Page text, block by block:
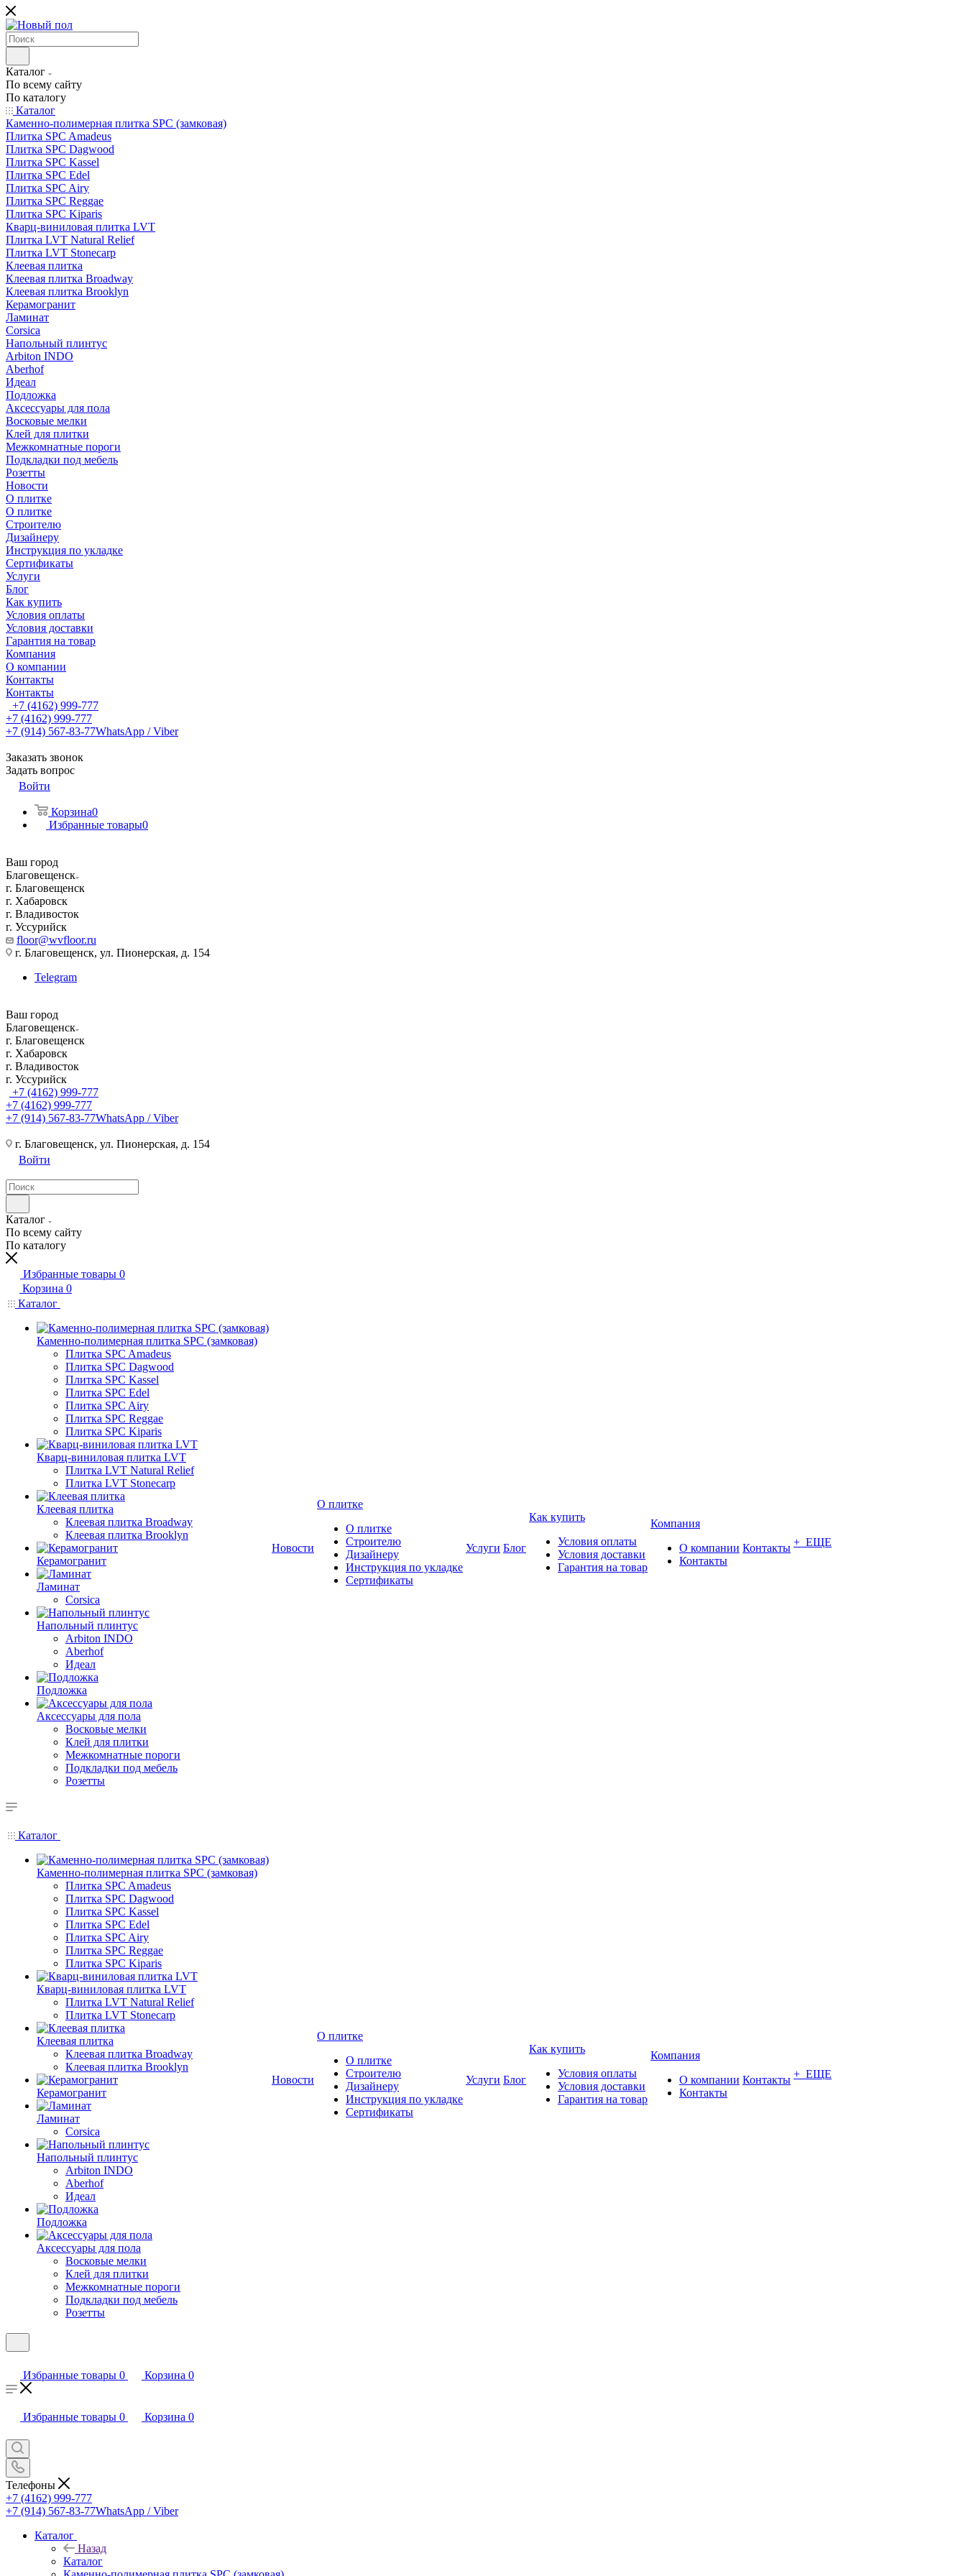
Каталог
По всему сайту
По каталогу
Каталог
Каменно-полимерная плитка SPC (замковая)
Плитка SPC Amadeus
Плитка SPC Dagwood
Плитка SPC Kassel
Плитка SPC Edel
Плитка SPC Airy
Плитка SPC Reggae
Плитка SPC Kiparis
Кварц-виниловая плитка LVT
Плитка LVT Natural Relief
Плитка LVT Stonecarp
Клеевая плитка
Клеевая плитка Broadway
Клеевая плитка Brooklyn
Керамогранит
Ламинат
Corsica
Напольный плинтус
Arbiton INDO
Aberhof
Идеал
Подложка
Аксессуары для пола
Восковые мелки
Клей для плитки
Межкомнатные пороги
Подкладки под мебель
Розетты
Новости
О плитке
О плитке
Строителю
Дизайнеру
Инструкция по укладке
Сертификаты
Услуги
Блог
Как купить
Условия оплаты
Условия доставки
Гарантия на товар
Компания
О компании
Контакты
Контакты
+7 (4162) 999-777
+7 (4162) 999-777
+7 (914) 567-83-77WhatsApp / Viber
Заказать звонок
Задать вопрос
Войти
Корзина0
Избранные товары0
Ваш город
Благовещенск
г. Благовещенск
г. Хабаровск
г. Владивосток
г. Уссурийск
floor@wvfloor.ru
г. Благовещенск, ул. Пионерская, д. 154
Telegram
Ваш город
Благовещенск
г. Благовещенск
г. Хабаровск
г. Владивосток
г. Уссурийск
+7 (4162) 999-777
+7 (4162) 999-777
+7 (914) 567-83-77WhatsApp / Viber
г. Благовещенск, ул. Пионерская, д. 154
Войти
Каталог
По всему сайту
По каталогу
Избранные товары 0
Корзина 0
Каталог
Каменно-полимерная плитка SPC (замковая)
Плитка SPC Amadeus
Плитка SPC Dagwood
Плитка SPC Kassel
Плитка SPC Edel
Плитка SPC Airy
Плитка SPC Reggae
Плитка SPC Kiparis
Кварц-виниловая плитка LVT
Плитка LVT Natural Relief
Плитка LVT Stonecarp
Клеевая плитка
Клеевая плитка Broadway
Клеевая плитка Brooklyn
Керамогранит
Ламинат
Corsica
Напольный плинтус
Arbiton INDO
Aberhof
Идеал
Подложка
Аксессуары для пола
Восковые мелки
Клей для плитки
Межкомнатные пороги
Подкладки под мебель
Розетты
Новости
О плитке
О плитке
Строителю
Дизайнеру
Инструкция по укладке
Сертификаты
Услуги Блог
Как купить
Условия оплаты
Условия доставки
Гарантия на товар
Компания
О компании
Контакты
Контакты + ЕЩЕ
Каталог
Каменно-полимерная плитка SPC (замковая)
Плитка SPC Amadeus
Плитка SPC Dagwood
Плитка SPC Kassel
Плитка SPC Edel
Плитка SPC Airy
Плитка SPC Reggae
Плитка SPC Kiparis
Кварц-виниловая плитка LVT
Плитка LVT Natural Relief
Плитка LVT Stonecarp
Клеевая плитка
Клеевая плитка Broadway
Клеевая плитка Brooklyn
Керамогранит
Ламинат
Corsica
Напольный плинтус
Arbiton INDO
Aberhof
Идеал
Подложка
Аксессуары для пола
Восковые мелки
Клей для плитки
Межкомнатные пороги
Подкладки под мебель
Розетты
Новости
О плитке
О плитке
Строителю
Дизайнеру
Инструкция по укладке
Сертификаты
Услуги Блог
Как купить
Условия оплаты
Условия доставки
Гарантия на товар
Компания
О компании
Контакты
Контакты + ЕЩЕ
Избранные товары 0 Корзина 0
Избранные товары 0 Корзина 0
Телефоны
+7 (4162) 999-777
+7 (914) 567-83-77WhatsApp / Viber
Каталог
Назад
Каталог